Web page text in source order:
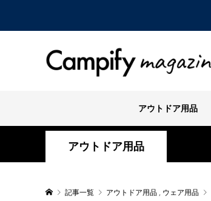
アウトドア用品
アウトドア用品
記事一覧 アウトドア用品 , ウェア用品